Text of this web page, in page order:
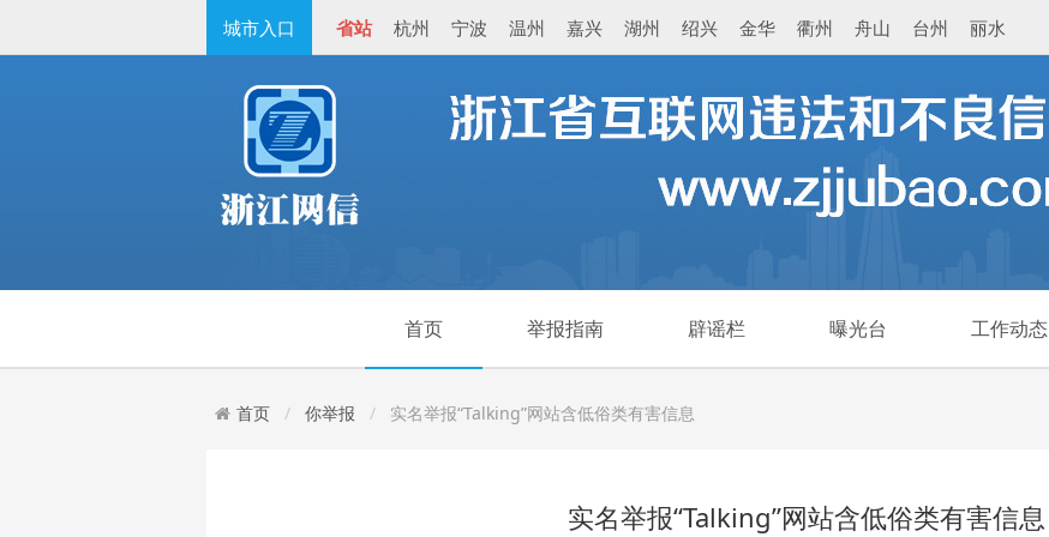
城市入口 省站 杭州 宁波 温州 嘉兴 湖州 绍兴 金华 衢州 舟山 台州 丽水
首页 举报指南 辟谣栏 曝光台 工作动态
首页 你举报 实名举报“Talking”网站含低俗类有害信息
实名举报“Talking”网站含低俗类有害信息